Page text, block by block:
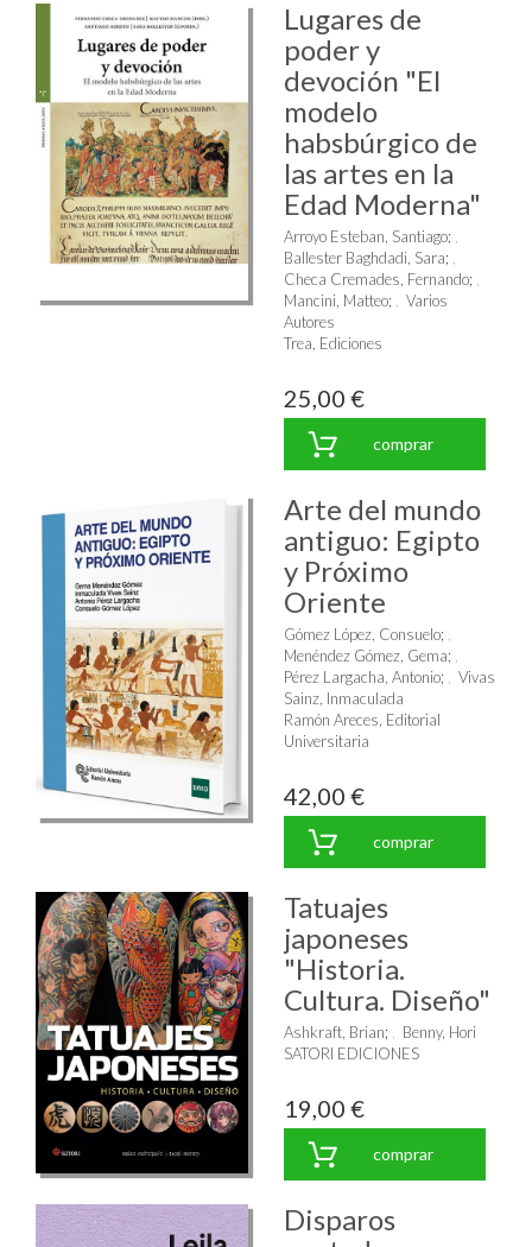
Lugares de
poder y
devoción "El
modelo
habsbúrgico de
las artes en la
Edad Moderna"
Arroyo Esteban, Santiago;
Ballester Baghdadi, Sara;
Checa Cremades, Fernando;
Mancini, Matteo;
Varios
Autores
Trea, Ediciones
25,00 €
comprar
Arte del mundo
antiguo: Egipto
y Próximo
Oriente
Gómez López, Consuelo;
Menéndez Gómez, Gema;
Pérez Largacha, Antonio;
Vivas
Sainz, Inmaculada
Ramón Areces, Editorial
Universitaria
42,00 €
comprar
Tatuajes
japoneses
"Historia.
Cultura. Diseño"
Ashkraft, Brian;
Benny, Hori
SATORI EDICIONES
19,00 €
comprar
Disparos